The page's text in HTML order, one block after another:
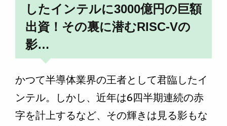
したインテルに3000億円の巨額
出資！その裏に潜むRISC-Vの
影…
かつて半導体業界の王者として君臨したイ
ンテル。しかし、近年は6四半期連続の赤
字を計上するなど、その輝きは見る影もな